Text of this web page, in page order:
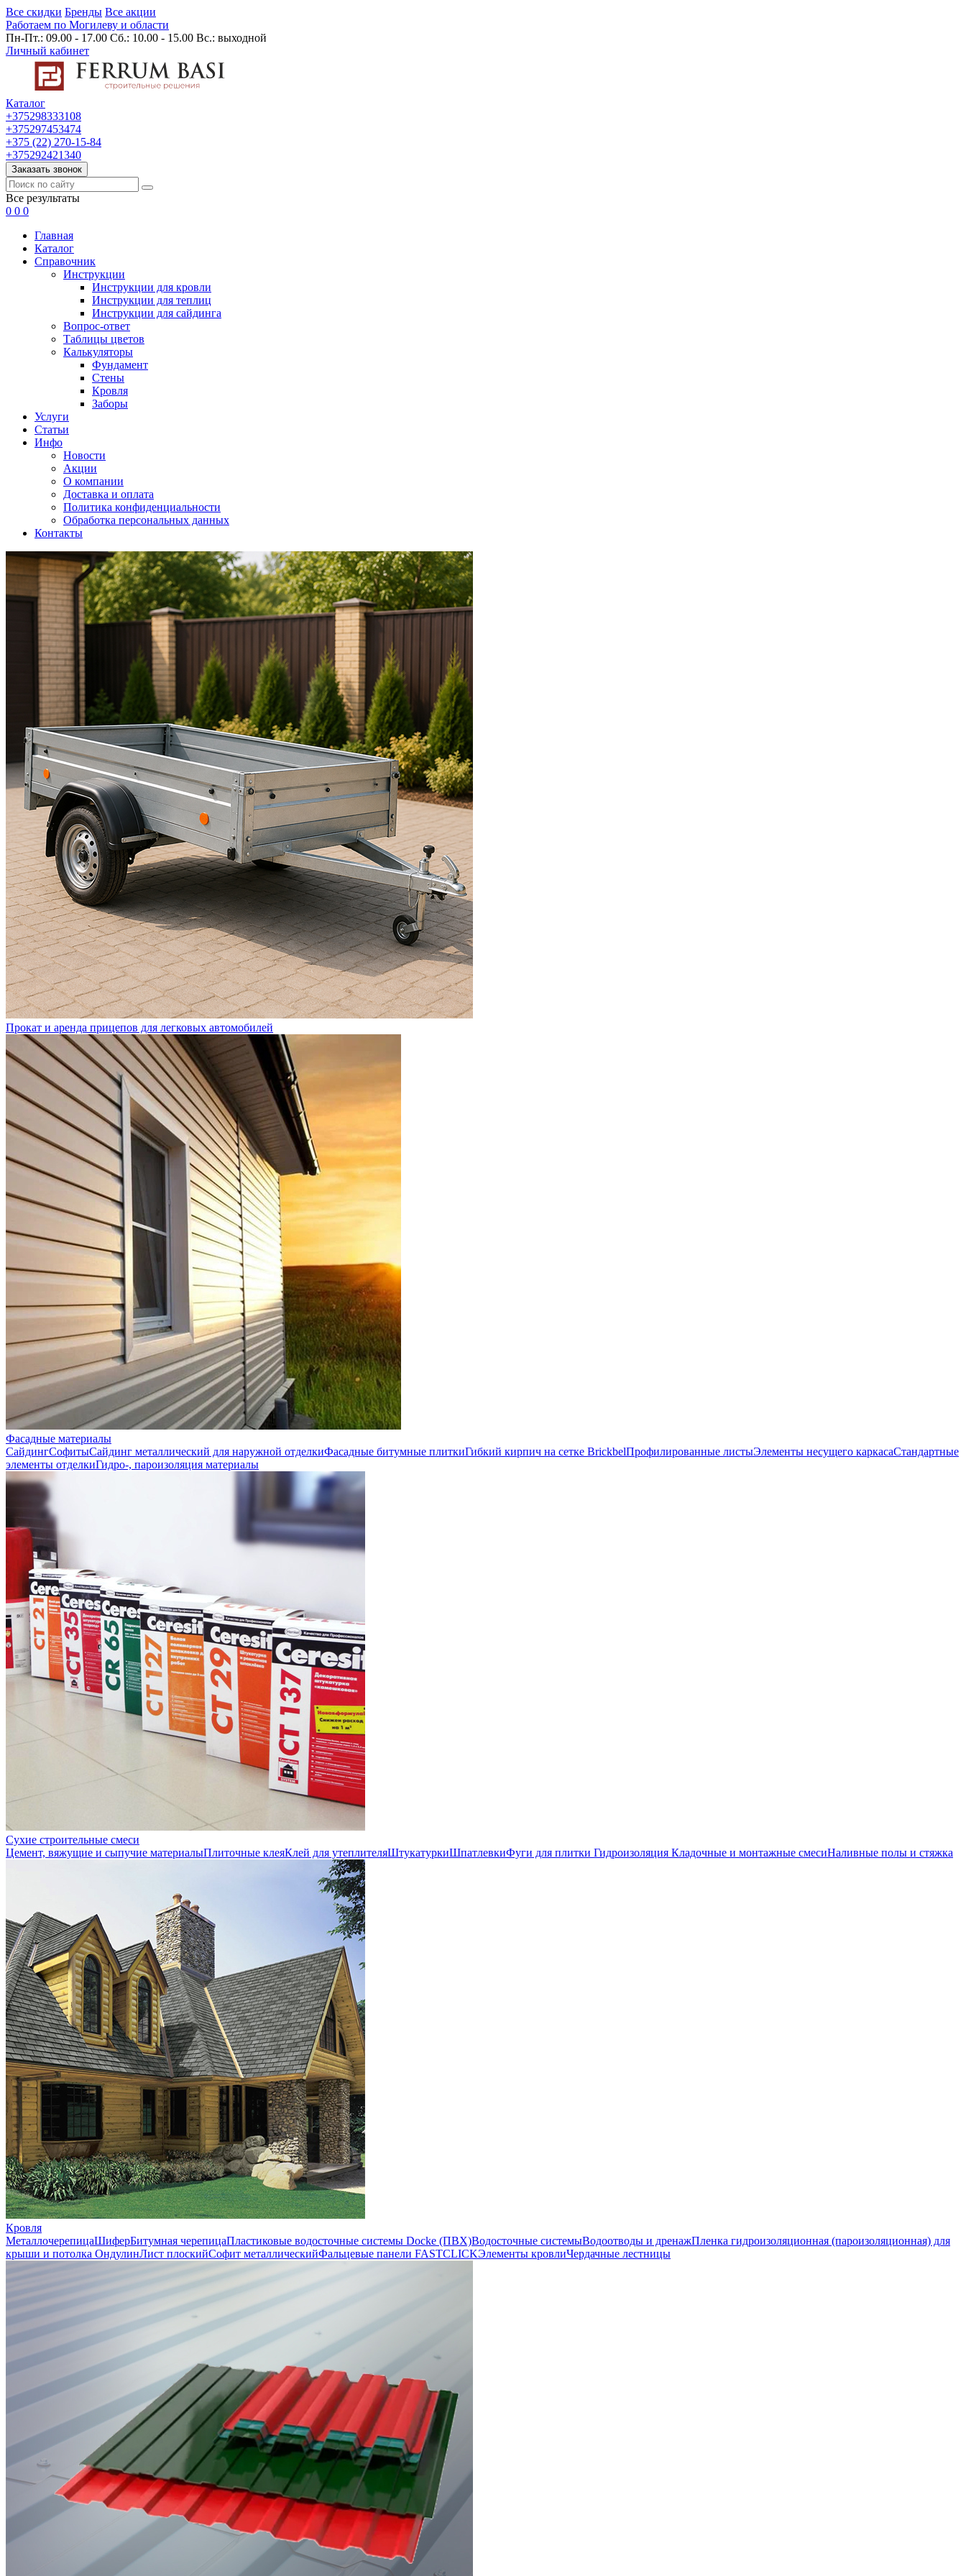
Все скидки Бренды Все акции
Работаем по Могилеву и области
Пн-Пт.: 09.00 - 17.00 Сб.: 10.00 - 15.00 Вс.: выходной
Личный кабинет
Каталог
+375298333108
+375297453474
+375 (22) 270-15-84
+375292421340
Заказать звонок
Все результаты
0 0 0
Главная
Каталог
Cправочник
Инструкции
Инструкции для кровли
Инструкции для теплиц
Инструкции для сайдинга
Вопрос-ответ
Таблицы цветов
Калькуляторы
Фундамент
Стены
Кровля
Заборы
Услуги
Статьи
Инфо
Новости
Акции
О компании
Доставка и оплата
Политика конфиденциальности
Обработка персональных данных
Контакты
Прокат и аренда прицепов для легковых автомобилей
Фасадные материалы
СайдингСофитыСайдинг металлический для наружной отделкиФасадные битумные плиткиГибкий кирпич на сетке BrickbelПрофилированные листыЭлементы несущего каркасаСтандартные
элементы отделкиГидро-, пароизоляция материалы
Сухие строительные смеси
Цемент, вяжущие и сыпучие материалыПлиточные клеяКлей для утеплителяШтукатуркиШпатлевкиФуги для плитки Гидроизоляция Кладочные и монтажные смесиНаливные полы и стяжка
Кровля
МеталлочерепицаШиферБитумная черепицаПластиковые водосточные системы Docke (ПВХ)Водосточные системыВодоотводы и дренажПленка гидроизоляционная (пароизоляционная) для
крыши и потолка ОндулинЛист плоскийСофит металлическийФальцевые панели FASTCLICKЭлементы кровлиЧердачные лестницы